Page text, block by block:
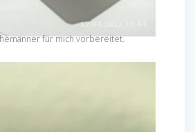
für mich vorbereitet.